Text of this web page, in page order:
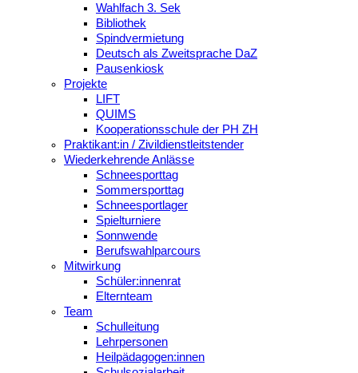
Wahlfach 3. Sek
Bibliothek
Spindvermietung
Deutsch als Zweitsprache DaZ
Pausenkiosk
Projekte
LIFT
QUIMS
Kooperationsschule der PH ZH
Praktikant:in / Zivildienstleitstender
Wiederkehrende Anlässe
Schneesporttag
Sommersporttag
Schneesportlager
Spielturniere
Sonnwende
Berufswahlparcours
Mitwirkung
Schüler:innenrat
Elternteam
Team
Schulleitung
Lehrpersonen
Heilpädagogen:innen